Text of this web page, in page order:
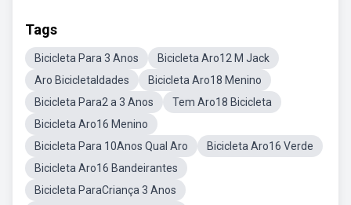
Tags
Bicicleta Para 3 Anos
Bicicleta Aro12 M Jack
Aro BicicletaIdades
Bicicleta Aro18 Menino
Bicicleta Para2 a 3 Anos
Tem Aro18 Bicicleta
Bicicleta Aro16 Menino
Bicicleta Para 10Anos Qual Aro
Bicicleta Aro16 Verde
Bicicleta Aro16 Bandeirantes
Bicicleta ParaCriança 3 Anos